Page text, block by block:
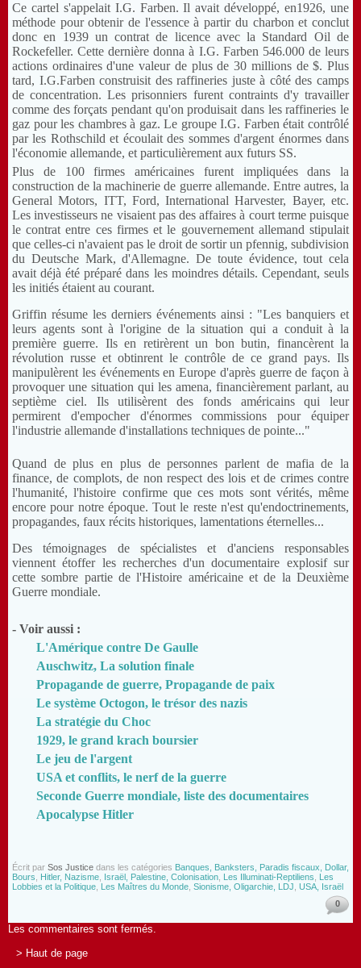
Ce cartel s'appelait I.G. Farben. Il avait développé, en1926, une
méthode pour obtenir de l'essence à partir du charbon et conclut
donc en 1939 un contrat de licence avec la Standard Oil de
Rockefeller. Cette dernière donna à I.G. Farben 546.000 de leurs
actions ordinaires d'une valeur de plus de 30 millions de $. Plus
tard, I.G.Farben construisit des raffineries juste à côté des camps
de concentration. Les prisonniers furent contraints d'y travailler
comme des forçats pendant qu'on produisait dans les raffineries le
gaz pour les chambres à gaz. Le groupe I.G. Farben était contrôlé
par les Rothschild et écoulait des sommes d'argent énormes dans
l'économie allemande, et particulièrement aux futurs SS.
Plus de 100 firmes américaines furent impliquées dans la
construction de la machinerie de guerre allemande. Entre autres, la
General Motors, ITT, Ford, International Harvester, Bayer, etc.
Les investisseurs ne visaient pas des affaires à court terme puisque
le contrat entre ces firmes et le gouvernement allemand stipulait
que celles-ci n'avaient pas le droit de sortir un pfennig, subdivision
du Deutsche Mark, d'Allemagne. De toute évidence, tout cela
avait déjà été préparé dans les moindres détails. Cependant, seuls
les initiés étaient au courant.
Griffin résume les derniers événements ainsi : "Les banquiers et
leurs agents sont à l'origine de la situation qui a conduit à la
première guerre. Ils en retirèrent un bon butin, financèrent la
révolution russe et obtinrent le contrôle de ce grand pays. Ils
manipulèrent les événements en Europe d'après guerre de façon à
provoquer une situation qui les amena, financièrement parlant, au
septième ciel. Ils utilisèrent des fonds américains qui leur
permirent d'empocher d'énormes commissions pour équiper
l'industrie allemande d'installations techniques de pointe..."
Quand de plus en plus de personnes parlent de mafia de la
finance, de complots, de non respect des lois et de crimes contre
l'humanité, l'histoire confirme que ces mots sont vérités, même
encore pour notre époque. Tout le reste n'est qu'endoctrinements,
propagandes, faux récits historiques, lamentations éternelles...
Des témoignages de spécialistes et d'anciens responsables
viennent étoffer les recherches d'un documentaire explosif sur
cette sombre partie de l'Histoire américaine et de la Deuxième
Guerre mondiale.
- Voir aussi :
L'Amérique contre De Gaulle
Auschwitz, La solution finale
Propagande de guerre, Propagande de paix
Le système Octogon, le trésor des nazis
La stratégie du Choc
1929, le grand krach boursier
Le jeu de l'argent
USA et conflits, le nerf de la guerre
Seconde Guerre mondiale, liste des documentaires
Apocalypse Hitler
Écrit par Sos Justice dans les catégories Banques, Banksters, Paradis fiscaux, Dollar,
Bours
Hitler, Nazisme Israël, Palestine, Colonisation Les Illuminati-Reptiliens
Les
Lobbies et la Politique Les Maîtres du Monde Sionisme, Oligarchie, LDJ USA, Israël
0
Les commentaires sont fermés.
> Haut de page